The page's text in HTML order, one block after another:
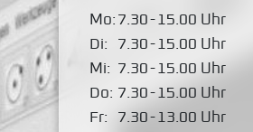
Mo: 7.30- 15.00 Uhr
Di:
7.30- 15.00 Uhr
Mi: 7.30- 15.00 Uhr
Do: 7.30- 15.00 Uhr
Fr:
7.30- 13.00 Uhr